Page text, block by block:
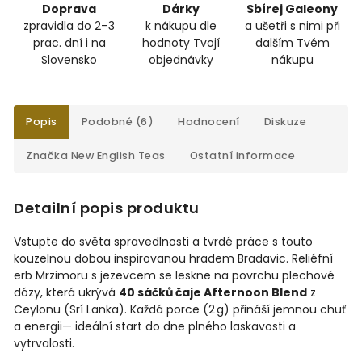
Doprava
zpravidla do 2–3
prac. dní i na
Slovensko
Dárky
k nákupu dle
hodnoty Tvojí
objednávky
Sbírej Galeony
a ušetři s nimi při
dalším Tvém
nákupu
Popis Podobné (6) Hodnocení Diskuze
Značka New English Teas Ostatní informace
Detailní popis produktu
Vstupte do světa spravedlnosti a tvrdé práce s touto
kouzelnou dobou inspirovanou hradem Bradavic. Reliéfní
erb Mrzimoru s jezevcem se leskne na povrchu plechové
dózy, která ukrývá 40 sáčků čaje Afternoon Blend z
Ceylonu (Srí Lanka). Každá porce (2 g) přináší jemnou chuť
a energii— ideální start do dne plného laskavosti a
vytrvalosti.